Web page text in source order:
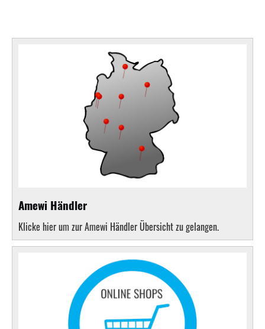
Amewi Händler
Klicke hier um zur Amewi Händler Übersicht zu gelangen.